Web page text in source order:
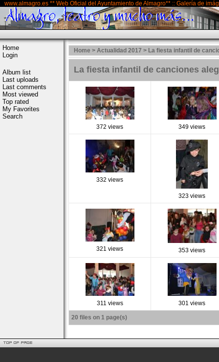
www.almagro.es ** Web Oficial del Ayuntamiento de Almagro** :: Galería de
Home
Login
Album list
Last uploads
Last comments
Most viewed
Top rated
My Favorites
Search
Home > Actualidad 2017 > La fiesta infantil de
La fiesta infantil de canciones
372 views 349 views
332 views
323 views
321 views 353 views
311 views 301 views
20 files on 1 page(s)